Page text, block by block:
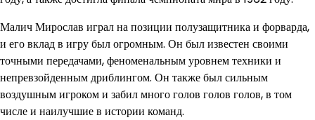
Малич Мирослав играл на позиции полузащитника и форварда,
и его вклад в игру был огромным. Он был известен своими
точными передачами, феноменальным уровнем техники и
непревзойденным дриблингом. Он также был сильным
воздушным игроком и забил много голов голов голов, в том
числе и наилучшие в истории команд.